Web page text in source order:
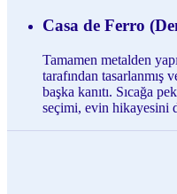
Casa de Ferro
Tamamen metalden
tarafından
başka kanıtı. Sıcağa
seçimi, evin hikayesini